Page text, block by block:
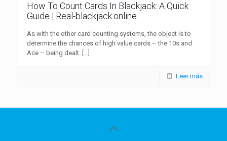
How To Count Cards In Blackjack: A Quick
Guide | Real-blackjack.online
As with the other card counting systems, the object is to
determine the chances of high value cards – the 10s and
Ace – being dealt. […]
Leer más